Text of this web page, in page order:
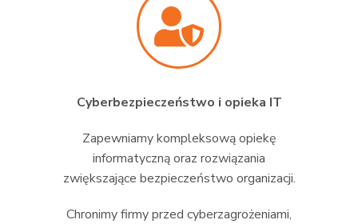
Cyberbezpieczeństwo i opieka IT
Zapewniamy kompleksową opiekę
informatyczną oraz rozwiązania
zwiększające bezpieczeństwo organizacji.
Chronimy firmy przed cyberzagrożeniami,